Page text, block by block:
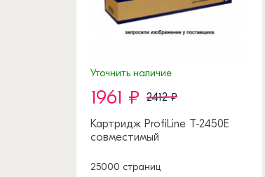
Уточнить наличие
1961 ₽ 2412 ₽
Картридж ProfiLine T-2450E
совместимый
25000 страниц